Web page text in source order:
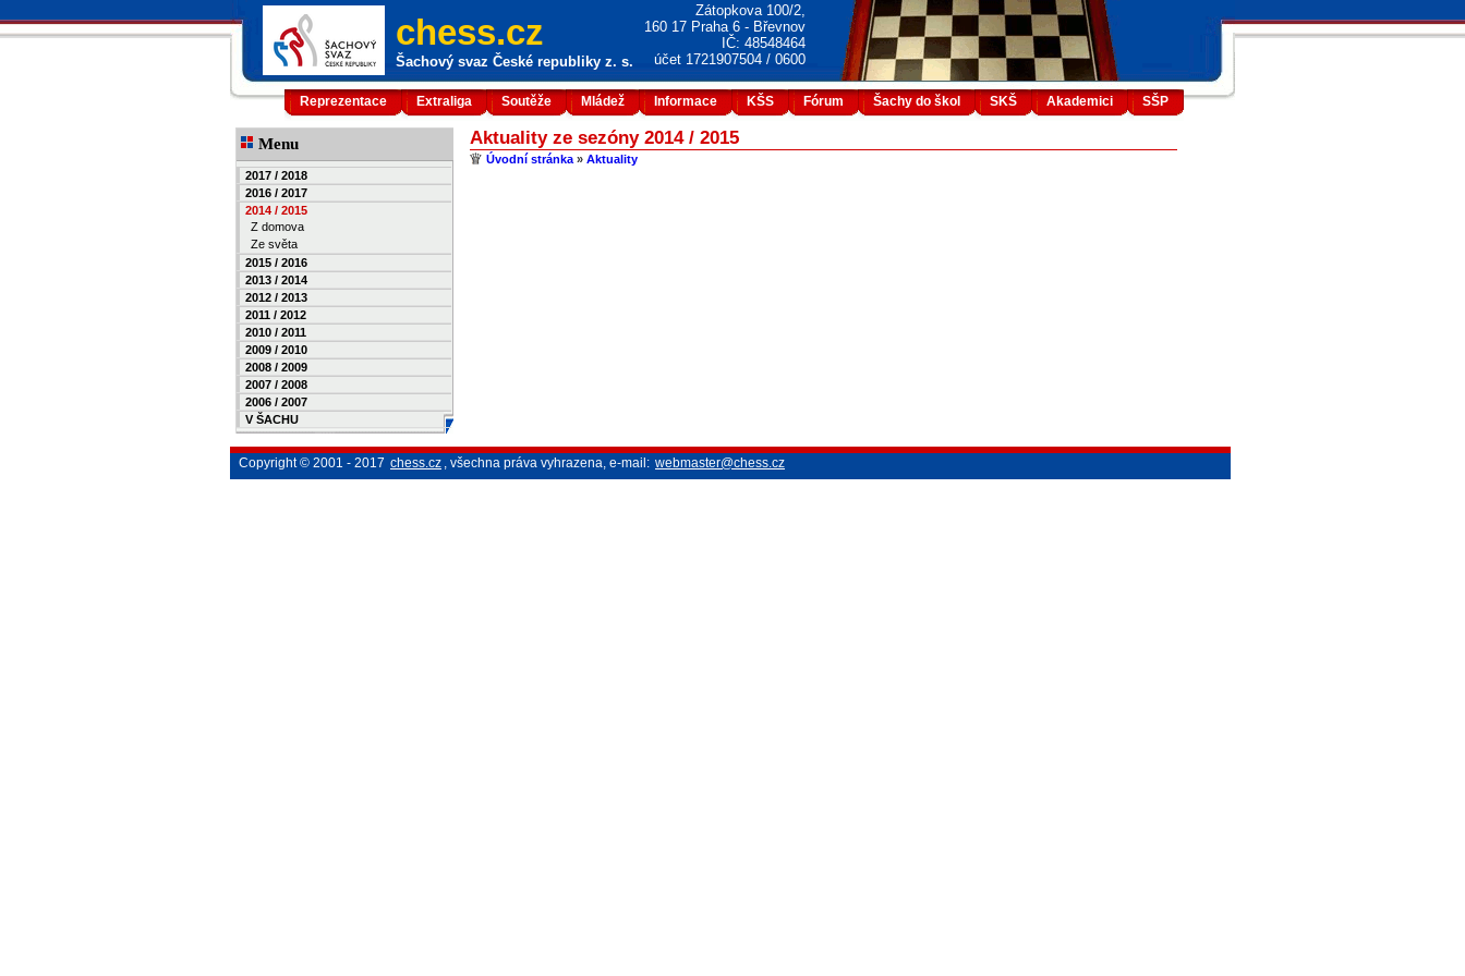
chess.cz
Šachový svaz České republiky z. s.
Zátopkova 100/2,
160 17 Praha 6 - Břevnov
IČ: 48548464
účet 1721907504 / 0600
Reprezentace Extraliga Soutěže Mládež Informace KŠS Fórum Šachy do škol SKŠ Akademici SŠP
Menu
2017 / 2018
2016 / 2017
2014 / 2015
Z domova
Ze světa
2015 / 2016
2013 / 2014
2012 / 2013
2011 / 2012
2010 / 2011
2009 / 2010
2008 / 2009
2007 / 2008
2006 / 2007
V ŠACHU
Aktuality ze sezóny 2014 / 2015
Úvodní stránka » Aktuality
Copyright © 2001 - 2017 chess.cz , všechna práva vyhrazena, e-mail: webmaster@chess.cz